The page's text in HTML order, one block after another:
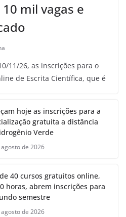
mil vagas e
11/26, as inscrições para o
de Escrita Científica, que é
hoje as inscrições para a
gratuita a distância
Verde
de 2026
40 cursos gratuitos online,
horas, abrem inscrições para
semestre
de 2026